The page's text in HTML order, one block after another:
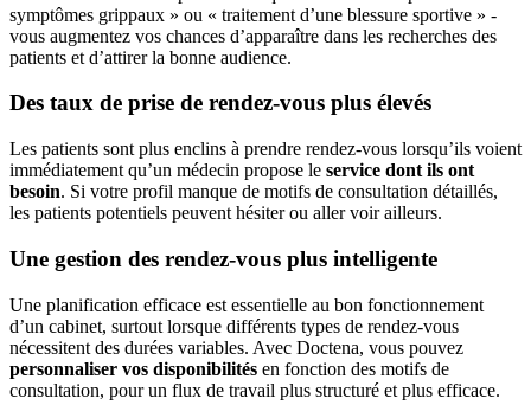
symptômes grippaux » ou « traitement d’une blessure sportive » -
vous augmentez vos chances d’apparaître dans les recherches des
patients et d’attirer la bonne audience.
Des taux de prise de rendez-vous plus élevés
Les patients sont plus enclins à prendre rendez-vous lorsqu’ils voient
immédiatement qu’un médecin propose le service dont ils ont
besoin. Si votre profil manque de motifs de consultation détaillés,
les patients potentiels peuvent hésiter ou aller voir ailleurs.
Une gestion des rendez-vous plus intelligente
Une planification efficace est essentielle au bon fonctionnement
d’un cabinet, surtout lorsque différents types de rendez-vous
nécessitent des durées variables. Avec Doctena, vous pouvez
personnaliser vos disponibilités en fonction des motifs de
consultation, pour un flux de travail plus structuré et plus efficace.